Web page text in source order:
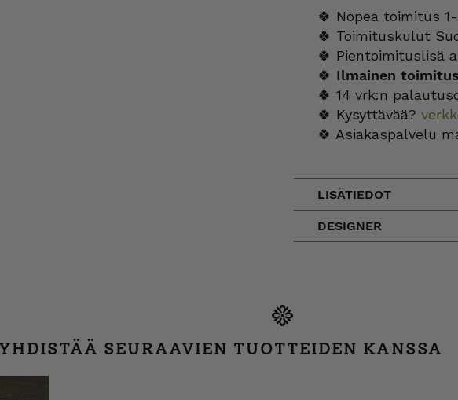
🍀 Nopea toimitus
🍀 Toimituskulut
🍀 Pientoimituslisä
🍀 Ilmainen
🍀 14 vrk:n
🍀 Kysyttävää?
🍀 Asiakaspalvelu
LISÄTIEDOT
DESIGNER
SEURAAVIEN TUOTTEIDEN KANSSA